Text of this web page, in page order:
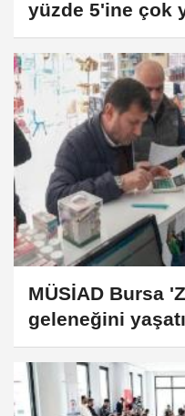
yüzde 5'ine çok
MÜSİAD Bursa
geleneğini